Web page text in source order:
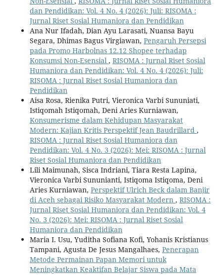
dan Pendidikan: Vol. 4 No. 4 (2026): Juli: RISOMA :
Jurnal Riset Sosial Humaniora dan Pendidikan
Ana Nur Ifadah, Dian Ayu Larasati, Nuansa Bayu
Segara, Dhimas Bagus Virgiawan, Pengaruh Persepsi
pada Promo Harbolnas 12.12 Shopee terhadap
Konsumsi Non-Esensial , RISOMA : Jurnal Riset Sosial
Humaniora dan Pendidikan: Vol. 4 No. 4 (2026): Juli:
RISOMA : Jurnal Riset Sosial Humaniora dan
Pendidikan
Aisa Rosa, Rienika Putri, Vieronica Varbi Sununiati,
Istiqomah Istiqomah, Deni Aries Kurniawan,
Konsumerisme dalam Kehidupan Masyarakat
Modern: Kajian Kritis Perspektif Jean Baudrillard ,
RISOMA : Jurnal Riset Sosial Humaniora dan
Pendidikan: Vol. 4 No. 3 (2026): Mei: RISOMA : Jurnal
Riset Sosial Humaniora dan Pendidikan
Lili Maimunah, Sisca Indriani, Tiara Resta Lapina,
Vieronica Varbi Sununianti, Istiqoma Istiqoma, Deni
Aries Kurniawan, Perspektif Ulrich Beck dalam Banjir
di Aceh sebagai Risiko Masyarakat Modern , RISOMA :
Jurnal Riset Sosial Humaniora dan Pendidikan: Vol. 4
No. 3 (2026): Mei: RISOMA : Jurnal Riset Sosial
Humaniora dan Pendidikan
Maria I. Usu, Yuditha Sofiana Kofi, Yohanis Kristianus
Tampani, Agusta De Jesus Mangalhaes, Penerapan
Metode Permainan Papan Memori untuk
Meningkatkan Keaktifan Belajar Siswa pada Mata